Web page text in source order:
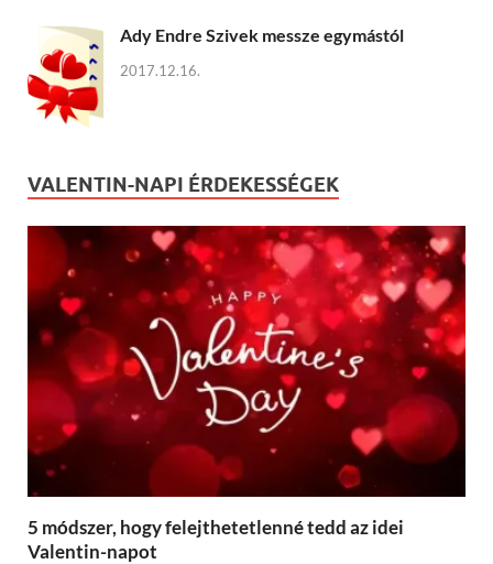
Ady Endre Szivek messze egymástól
2017.12.16.
VALENTIN-NAPI ÉRDEKESSÉGEK
5 módszer, hogy felejthetetlenné tedd az idei
Valentin-napot